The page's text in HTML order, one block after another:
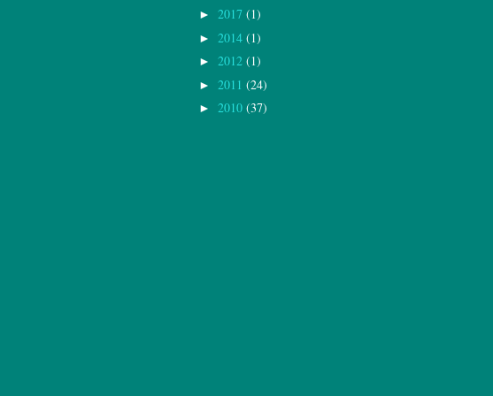
► 2017 (1)
► 2014 (1)
► 2012 (1)
► 2011 (24)
► 2010 (37)